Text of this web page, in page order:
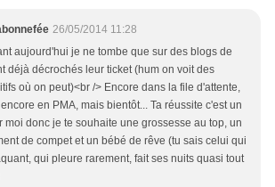
26/05/2014 11:28
aujourd'hui je ne tombe que sur des blogs de
déjà décrochés leur ticket (hum on voit des
où on peut)<br /> Encore dans la file d'attente,
en PMA, mais bientôt... Ta réussite c'est un
moi donc je te souhaite une grossesse au top, un
de compet et un bébé de rêve (tu sais celui qui
qui pleure rarement, fait ses nuits quasi tout